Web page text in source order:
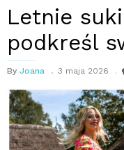
Letnie
podkreśl
By Joana 3 maja 2026